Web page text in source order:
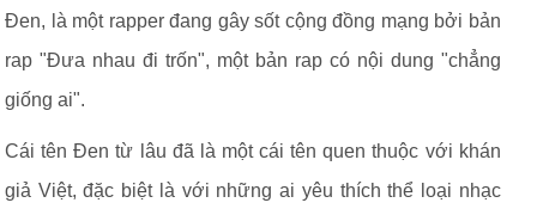
Đen, là một rapper đang gây sốt cộng đồng mạng bởi bản
rap "Đưa nhau đi trốn", một bản rap có nội dung "chẳng
giống ai".
Cái tên Đen từ lâu đã là một cái tên quen thuộc với khán
giả Việt, đặc biệt là với những ai yêu thích thể loại nhạc